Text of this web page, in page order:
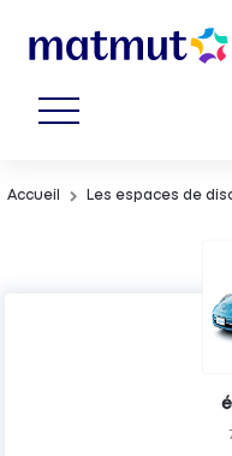
Accueil Les espaces de